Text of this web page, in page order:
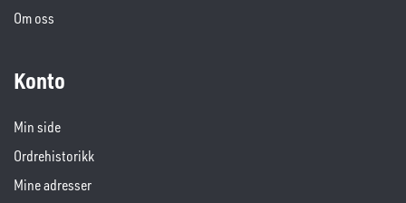
Om oss
Konto
Min side
Ordrehistorikk
Mine adresser